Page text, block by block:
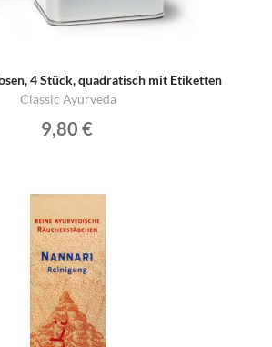
4 Stück, quadratisch mit Etiketten
Classic Ayurveda
9,80 €